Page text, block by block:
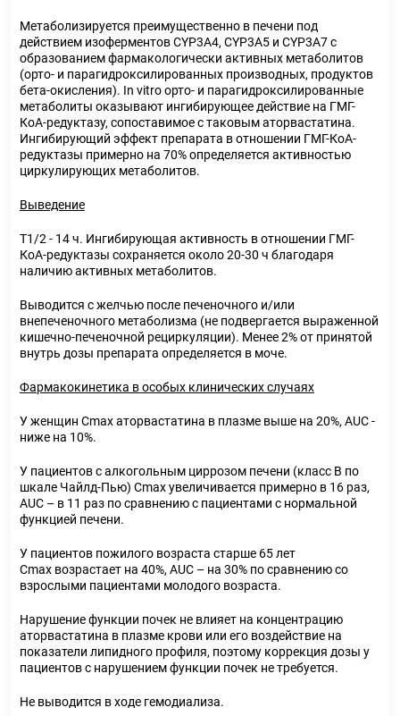
Метаболизируется преимущественно в печени под
действием изоферментов CYP3A4, CYP3A5 и CYP3A7 с
образованием фармакологически активных метаболитов
(орто- и парагидроксилированных производных, продуктов
бета-окисления). In vitro орто- и парагидроксилированные
метаболиты оказывают ингибирующее действие на ГМГ-
КоА-редуктазу, сопоставимое с таковым аторвастатина.
Ингибирующий эффект препарата в отношении ГМГ-КоА-
редуктазы примерно на 70% определяется активностью
циркулирующих метаболитов.
Выведение
T1/2 - 14 ч. Ингибирующая активность в отношении ГМГ-
КоА-редуктазы сохраняется около 20-30 ч благодаря
наличию активных метаболитов.
Выводится с желчью после печеночного и/или
внепеченочного метаболизма (не подвергается выраженной
кишечно-печеночной рециркуляции). Менее 2% от принятой
внутрь дозы препарата определяется в моче.
Фармакокинетика в особых клинических случаях
У женщин Cmax аторвастатина в плазме выше на 20%, AUC -
ниже на 10%.
У пациентов с алкогольным циррозом печени (класс B по
шкале Чайлд-Пью) Cmax увеличивается примерно в 16 раз,
AUC – в 11 раз по сравнению с пациентами с нормальной
функцией печени.
У пациентов пожилого возраста старше 65 лет
Cmax возрастает на 40%, AUC – на 30% по сравнению со
взрослыми пациентами молодого возраста.
Нарушение функции почек не влияет на концентрацию
аторвастатина в плазме крови или его воздействие на
показатели липидного профиля, поэтому коррекция дозы у
пациентов с нарушением функции почек не требуется.
Не выводится в ходе гемодиализа.